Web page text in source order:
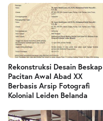
Rekonstruksi Desain Beskap
Pacitan Awal Abad XX
Berbasis Arsip Fotografi
Kolonial Leiden Belanda